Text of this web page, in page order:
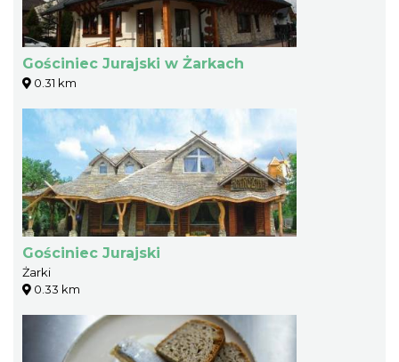
Gościniec Jurajski w Żarkach
0.31 km
Gościniec Jurajski
Żarki
0.33 km